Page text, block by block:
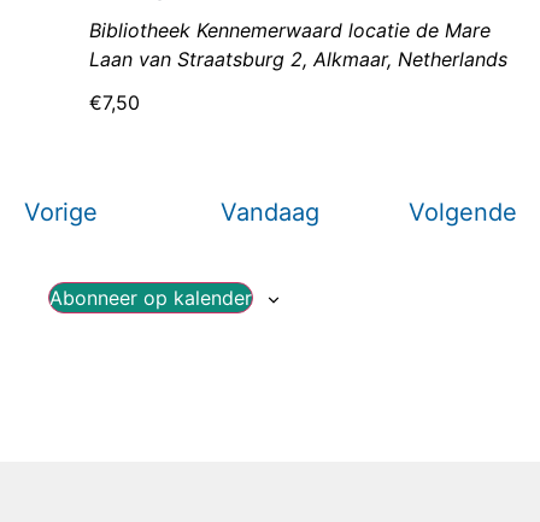
Bibliotheek Kennemerwaard locatie de Mare
Laan van Straatsburg 2, Alkmaar, Netherlands
€7,50
VorigeEvenementenVandaag Volgende
Abonneer op kalender